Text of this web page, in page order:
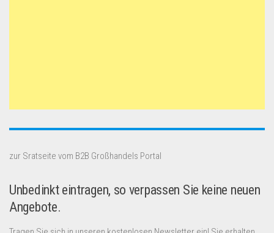
zur Sratseite vom B2B Großhandels Portal
Unbedinkt eintragen, so verpassen Sie keine neuen
Angebote.